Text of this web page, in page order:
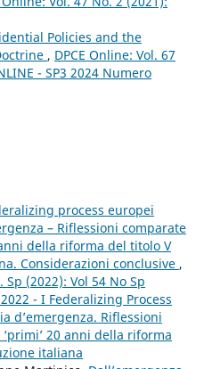
Policies and the
, DPCE Online: Vol. 67
- SP3 2024 Numero
process europei
– Riflessioni comparate
della riforma del titolo V
Considerazioni conclusive ,
Sp (2022): Vol 54 No Sp
- I Federalizing Process
d’emergenza. Riflessioni
20 anni della riforma
italiana